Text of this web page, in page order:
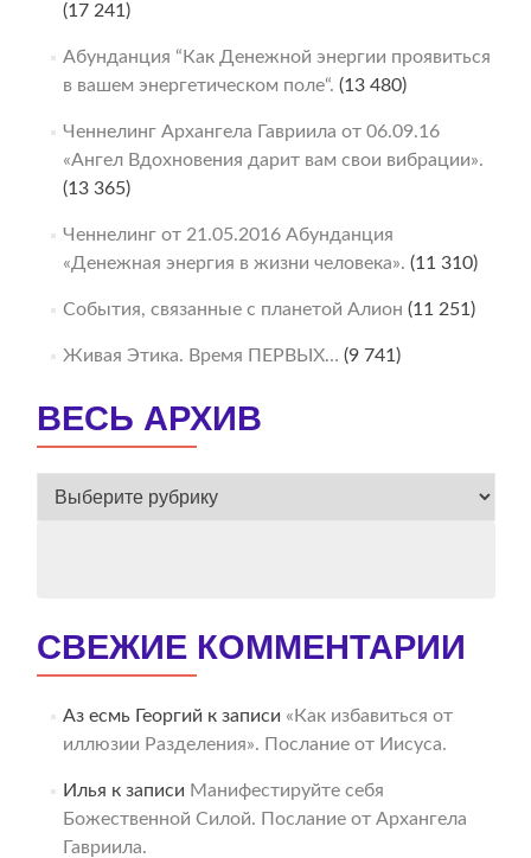
(17 241)
Абунданция “Как Денежной энергии проявиться
в вашем энергетическом поле“. (13 480)
Ченнелинг Архангела Гавриила от 06.09.16
«Ангел Вдохновения дарит вам свои вибрации».
(13 365)
Ченнелинг от 21.05.2016 Абунданция
«Денежная энергия в жизни человека». (11 310)
События, связанные с планетой Алион (11 251)
Живая Этика. Время ПЕРВЫХ… (9 741)
ВЕСЬ АРХИВ
ВЕСЬ
СВЕЖИЕ КОММЕНТАРИИ
Аз есмь Георгий к записи «Как избавиться от
иллюзии Разделения». Послание от Иисуса.
Илья к записи Манифестируйте себя
Божественной Силой. Послание от Архангела
Гавриила.